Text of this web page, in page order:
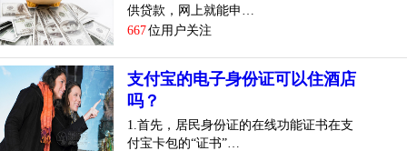
供贷款，网上就能申…
667位用户关注
支付宝的电子身份证可以住酒店
吗？
1.首先，居民身份证的在线功能证书在支
付宝卡包的“证书”…